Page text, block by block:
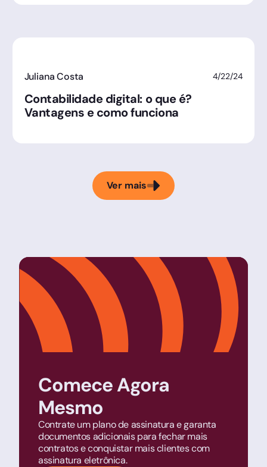
Juliana Costa 4/22/24
Contabilidade digital: o que é?
Vantagens e como funciona
Ver mais
Comece Agora
Mesmo
Contrate um plano de assinatura e garanta
documentos adicionais para fechar mais
contratos e conquistar mais clientes com
assinatura eletrônica.